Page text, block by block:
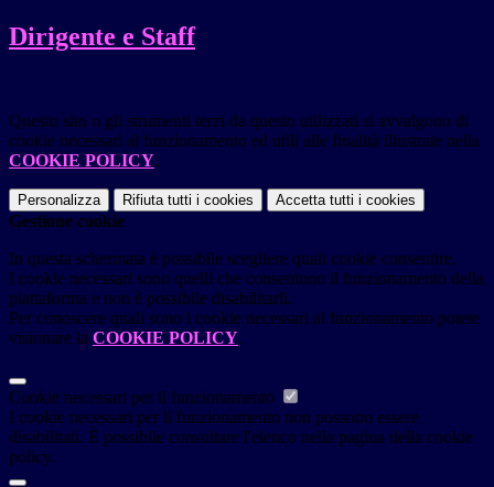
Dirigente e Staff
Questo sito o gli strumenti terzi da questo utilizzati si avvalgono di
cookie necessari al funzionamento ed utili alle finalità illustrate nella
COOKIE POLICY.
Personalizza Rifiuta tutti i cookies Accetta tutti i cookies
Gestione cookie
In questa schermata è possibile scegliere quali cookie consentire.
I cookie necessari sono quelli che consentono il funzionamento della
piattaforma e non è possibile disabilitarli.
Per conoscere quali sono i cookie necessari al funzionamento potete
visionare la COOKIE POLICY.
Cookie necessari per il funzionamento
I cookie necessari per il funzionamento non possono essere
disabilitati. È possibile consultare l'elenco nella pagina della cookie
policy.